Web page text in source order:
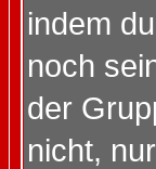
indem
noch
der
nicht,